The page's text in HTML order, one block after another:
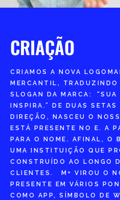
CRIAÇÃO
CRIAMOS A NOVA
MERCANTIL,
SLOGAN DA MARCA: “SUA
INSPIRA.” DE DUAS SETAS
DIREÇÃO, NASCEU O
ESTÁ PRESENTE NO E. A
PARA O NOME. AFINAL, O
UMA INSTITUIÇÃO QUE
CONSTRUÍDO AO LONGO
CLIENTES. M+ VIROU O
PRESENTE EM VÁRIOS
COMO APP, SÍMBOLO DE